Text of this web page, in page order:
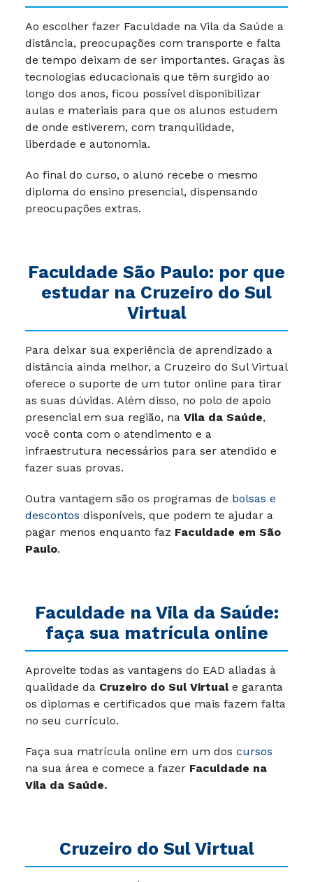
Ao escolher fazer Faculdade na Vila da Saúde a
distância, preocupações com transporte e falta
de tempo deixam de ser importantes. Graças às
tecnologias educacionais que têm surgido ao
longo dos anos, ficou possível disponibilizar
aulas e materiais para que os alunos estudem
de onde estiverem, com tranquilidade,
liberdade e autonomia.
Ao final do curso, o aluno recebe o mesmo
diploma do ensino presencial, dispensando
preocupações extras.
Faculdade São Paulo: por que
estudar na Cruzeiro do Sul
Virtual
Para deixar sua experiência de aprendizado a
distância ainda melhor, a Cruzeiro do Sul Virtual
oferece o suporte de um tutor online para tirar
as suas dúvidas. Além disso, no polo de apoio
presencial em sua região, na Vila da Saúde,
você conta com o atendimento e a
infraestrutura necessários para ser atendido e
fazer suas provas.
Outra vantagem são os programas de bolsas e
descontos disponíveis, que podem te ajudar a
pagar menos enquanto faz Faculdade em São
Paulo.
Faculdade na Vila da Saúde:
faça sua matrícula online
Aproveite todas as vantagens do EAD aliadas à
qualidade da Cruzeiro do Sul Virtuale garanta
os diplomas e certificados que mais fazem falta
no seu currículo.
Faça sua matrícula online em um dos cursos
na sua área e comece a fazer Faculdade na
Vila da Saúde.
Cruzeiro do Sul Virtual